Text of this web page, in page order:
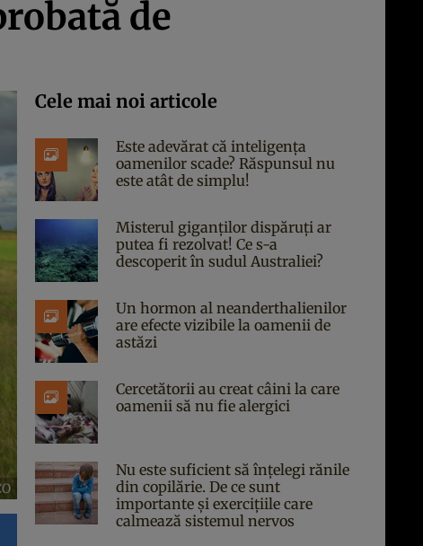
de
Cele mai noi articole
Este adevărat că inteligența
oamenilor scade? Răspunsul nu
este atât de simplu!
Misterul giganților dispăruți ar
putea fi rezolvat! Ce s-a
descoperit în sudul Australiei?
Un hormon al neanderthalienilor
are efecte vizibile la oamenii de
astăzi
Cercetătorii au creat câini la care
oamenii să nu fie alergici
Nu este suficient să înțelegi rănile
din copilărie. De ce sunt
importante și exercițiile care
calmează sistemul nervos